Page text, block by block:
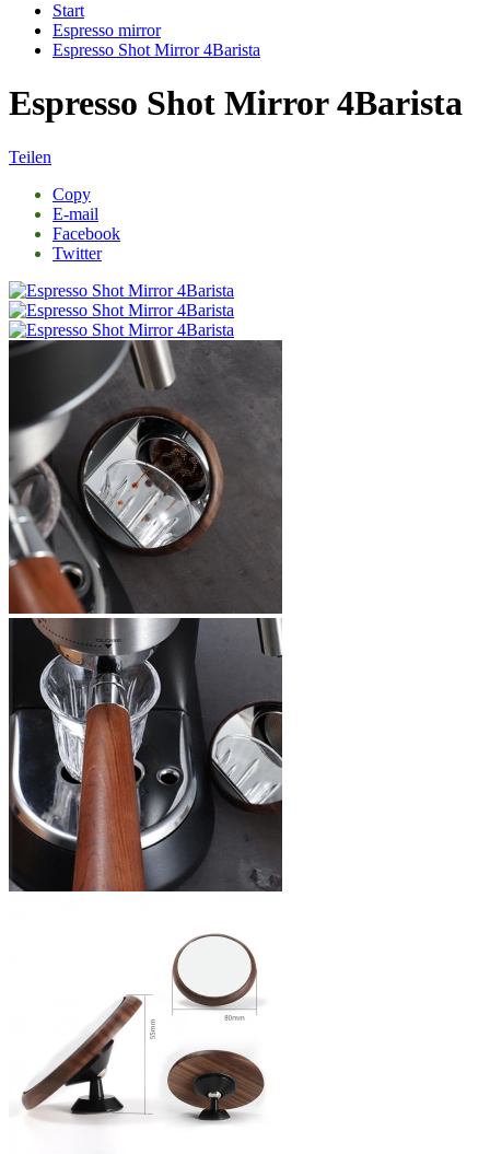
Start
Espresso mirror
Espresso Shot Mirror 4Barista
Espresso Shot Mirror 4Barista
Teilen
Copy
E-mail
Facebook
Twitter